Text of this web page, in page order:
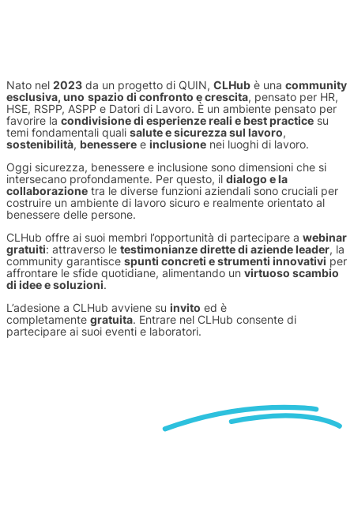
Nato nel 2023 da un progetto di QUIN, CLHub è una community
esclusiva, uno spazio di confronto e crescita, pensato per HR,
HSE, RSPP, ASPP e Datori di Lavoro. È un ambiente pensato per
favorire la condivisione di esperienze reali e best practice su
temi fondamentali quali salute e sicurezza sul lavoro,
sostenibilità, benessere e inclusione nei luoghi di lavoro.
Oggi sicurezza, benessere e inclusione sono dimensioni che si
intersecano profondamente. Per questo, il dialogo e la
collaborazione tra le diverse funzioni aziendali sono cruciali per
costruire un ambiente di lavoro sicuro e realmente orientato al
benessere delle persone.
CLHub offre ai suoi membri l’opportunità di partecipare a webinar
gratuiti: attraverso le testimonianze dirette di aziende leader, la
community garantisce spunti concreti e strumenti innovativi per
affrontare le sfide quotidiane, alimentando un virtuoso scambio
di idee e soluzioni.
L’adesione a CLHub avviene su invito ed è
completamente gratuita. Entrare nel CLHub consente di
partecipare ai suoi eventi e laboratori.